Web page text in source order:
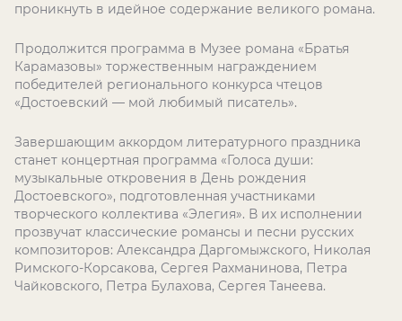
проникнуть в идейное содержание великого романа.
Продолжится программа в Музее романа «Братья
Карамазовы» торжественным награждением
победителей регионального конкурса чтецов
«Достоевский — мой любимый писатель».
Завершающим аккордом литературного праздника
станет концертная программа «Голоса души:
музыкальные откровения в День рождения
Достоевского», подготовленная участниками
творческого коллектива «Элегия». В их исполнении
прозвучат классические романсы и песни русских
композиторов: Александра Даргомыжского, Николая
Римского-Корсакова, Сергея Рахманинова, Петра
Чайковского, Петра Булахова, Сергея Танеева.